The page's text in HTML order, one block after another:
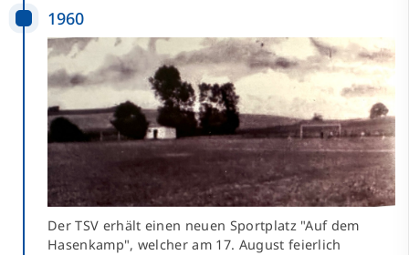
1960
Der TSV erhält einen neuen Sportplatz "Auf dem
Hasenkamp", welcher am 17. August feierlich